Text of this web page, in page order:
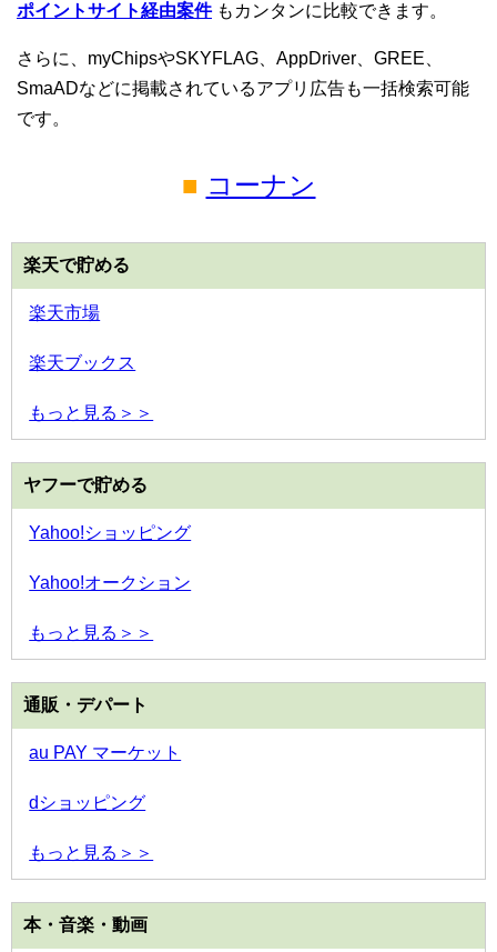
ポイントサイト経由案件もカンタンに比較できます。
さらに、myChipsやSKYFLAG、AppDriver、GREE、
SmaADなどに掲載されているアプリ広告も一括検索可能
です。
■ コーナン
楽天で貯める
楽天市場
楽天ブックス
もっと見る＞＞
ヤフーで貯める
Yahoo!ショッピング
Yahoo!オークション
もっと見る＞＞
通販・デパート
au PAY マーケット
dショッピング
もっと見る＞＞
本・音楽・動画